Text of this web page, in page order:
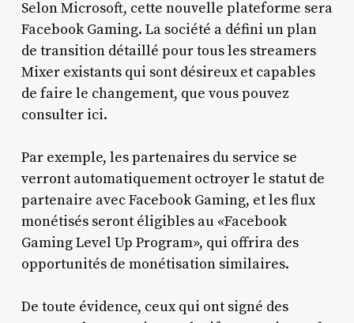
Selon Microsoft, cette nouvelle plateforme sera
Facebook Gaming. La société a défini un plan
de transition détaillé pour tous les streamers
Mixer existants qui sont désireux et capables
de faire le changement, que vous pouvez
consulter ici.
Par exemple, les partenaires du service se
verront automatiquement octroyer le statut de
partenaire avec Facebook Gaming, et les flux
monétisés seront éligibles au «Facebook
Gaming Level Up Program», qui offrira des
opportunités de monétisation similaires.
De toute évidence, ceux qui ont signé des